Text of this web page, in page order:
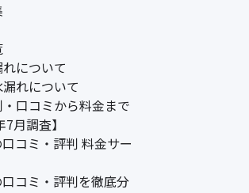
について
れについて
口コミから料金まで
月調査】
コミ・評判 料金サー
コミ・評判を徹底分